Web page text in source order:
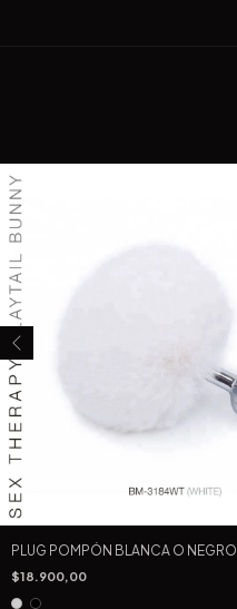
PLUG POMPÓN BLANCA O NEGRO
$18.900,00